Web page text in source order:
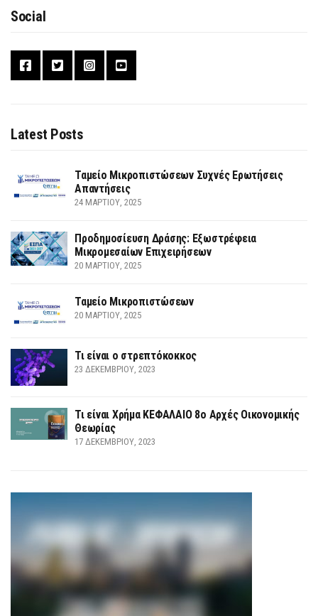
Social
Latest Posts
Ταμείο Μικροπιστώσεων Συχνές Ερωτήσεις
Απαντήσεις
24 ΜΑΡΤΊΟΥ, 2025
Προδημοσίευση Δράσης: Εξωστρέφεια
Μικρομεσαίων Επιχειρήσεων
20 ΜΑΡΤΊΟΥ, 2025
Ταμείο Μικροπιστώσεων
20 ΜΑΡΤΊΟΥ, 2025
Τι είναι ο στρεπτόκοκκος
23 ΔΕΚΕΜΒΡΊΟΥ, 2023
Τι είναι Χρήμα ΚΕΦΑΛΑΙΟ 8ο Αρχές Οικονομικής
Θεωρίας
17 ΔΕΚΕΜΒΡΊΟΥ, 2023